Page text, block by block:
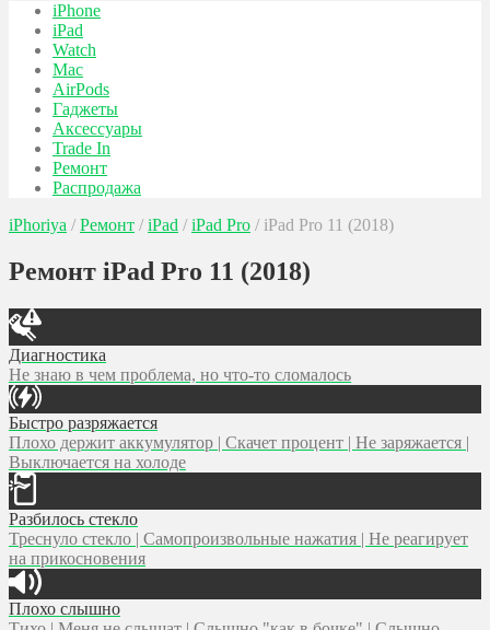
iPhone
iPad
Watch
Mac
AirPods
Гаджеты
Аксессуары
Trade In
Ремонт
Распродажа
iPhoriya / Ремонт / iPad / iPad Pro / iPad Pro 11 (2018)
Ремонт iPad Pro 11 (2018)
Диагностика
Не знаю в чем проблема, но что-то сломалось
Быстро разряжается
Плохо держит аккумулятор | Скачет процент | Не заряжается |
Выключается на холоде
Разбилось стекло
Треснуло стекло | Самопроизвольные нажатия | Не реагирует
на прикосновения
Плохо слышно